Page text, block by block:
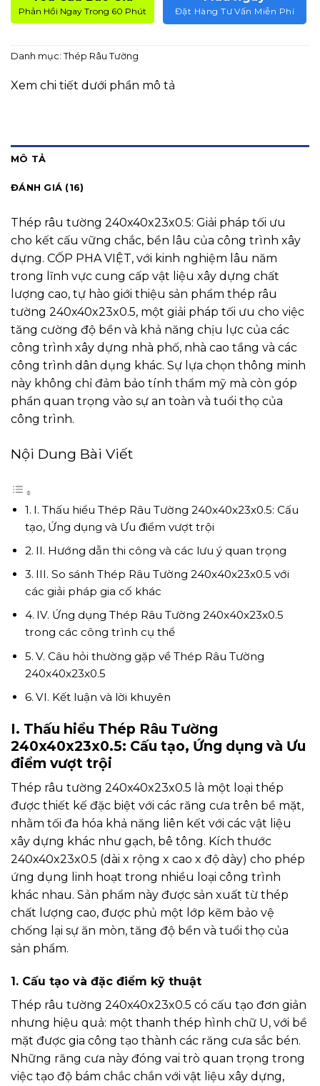
Phản Hồi Ngay Trong 60 Phút Đặt Hàng Tư Vấn Miễn Phí
Danh mục: Thép Râu Tường
Xem chi tiết dưới phần mô tả
MÔ TẢ
ĐÁNH GIÁ (16)
Thép râu tường 240x40x23x0.5: Giải pháp tối ưu
cho kết cấu vững chắc, bền lâu của công trình xây
dựng. CỐP PHA VIỆT, với kinh nghiệm lâu năm
trong lĩnh vực cung cấp vật liệu xây dựng chất
lượng cao, tự hào giới thiệu sản phẩm thép râu
tường 240x40x23x0.5, một giải pháp tối ưu cho việc
tăng cường độ bền và khả năng chịu lực của các
công trình xây dựng nhà phố, nhà cao tầng và các
công trình dân dụng khác. Sự lựa chọn thông minh
này không chỉ đảm bảo tính thẩm mỹ mà còn góp
phần quan trọng vào sự an toàn và tuổi thọ của
công trình.
Nội Dung Bài Viết
I. Thấu hiểu Thép Râu Tường 240x40x23x0.5: Cấu
tạo, Ứng dụng và Ưu điểm vượt trội
II. Hướng dẫn thi công và các lưu ý quan trọng
III. So sánh Thép Râu Tường 240x40x23x0.5 với
các giải pháp gia cố khác
IV. Ứng dụng Thép Râu Tường 240x40x23x0.5
trong các công trình cụ thể
V. Câu hỏi thường gặp về Thép Râu Tường
240x40x23x0.5
VI. Kết luận và lời khuyên
I. Thấu hiểu Thép Râu Tường
240x40x23x0.5: Cấu tạo, Ứng dụng và Ưu
điểm vượt trội
Thép râu tường 240x40x23x0.5 là một loại thép
được thiết kế đặc biệt với các răng cưa trên bề mặt,
nhằm tối đa hóa khả năng liên kết với các vật liệu
xây dựng khác như gạch, bê tông. Kích thước
240x40x23x0.5 (dài x rộng x cao x độ dày) cho phép
ứng dụng linh hoạt trong nhiều loại công trình
khác nhau. Sản phẩm này được sản xuất từ thép
chất lượng cao, được phủ một lớp kẽm bảo vệ
chống lại sự ăn mòn, tăng độ bền và tuổi thọ của
sản phẩm.
1. Cấu tạo và đặc điểm kỹ thuật
Thép râu tường 240x40x23x0.5 có cấu tạo đơn giản
nhưng hiệu quả: một thanh thép hình chữ U, với bề
mặt được gia công tạo thành các răng cưa sắc bén.
Những răng cưa này đóng vai trò quan trọng trong
việc tạo độ bám chắc chắn với vật liệu xây dựng,